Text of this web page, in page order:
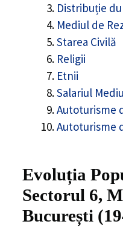
Distribuție
Mediul de
Starea Civilă
Religii
Etnii
Salariul Mediu
Autoturisme
Autoturisme
Evoluția
Sectorul 6,
București